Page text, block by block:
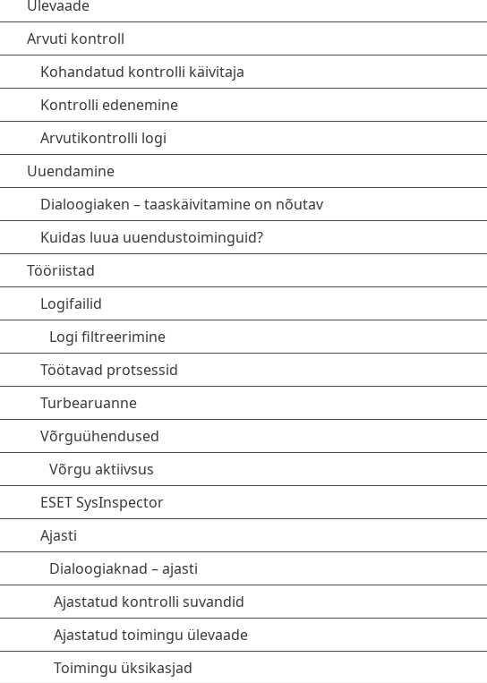
Ülevaade
Arvuti kontroll
Kohandatud kontrolli käivitaja
Kontrolli edenemine
Arvutikontrolli logi
Uuendamine
Dialoogiaken – taaskäivitamine on nõutav
Kuidas luua uuendustoiminguid?
Tööriistad
Logifailid
Logi filtreerimine
Töötavad protsessid
Turbearuanne
Võrguühendused
Võrgu aktiivsus
ESET SysInspector
Ajasti
Dialoogiaknad – ajasti
Ajastatud kontrolli suvandid
Ajastatud toimingu ülevaade
Toimingu üksikasjad